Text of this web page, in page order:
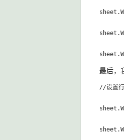
最后，
//设置行